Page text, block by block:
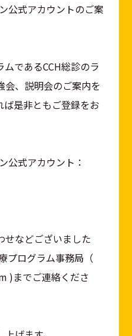
公式アカウントのご案
であるCCH総診のラ
会、説明会のご案内を
ば是非ともご登録をお
公式アカウント：
せなどございました
プログラム事務局（
)までご連絡くださ